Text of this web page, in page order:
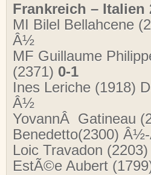
Frankreich – Italien
MI Bilel Bellahcene
Â½
MF Guillaume
(2371) 0-1
Ines Leriche (1918)
Â½
YovannÂ Gatineau
Benedetto(2300)
Loic Travadon
EstÃ©e Aubert